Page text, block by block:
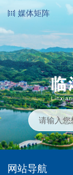
媒体矩阵
网站导航